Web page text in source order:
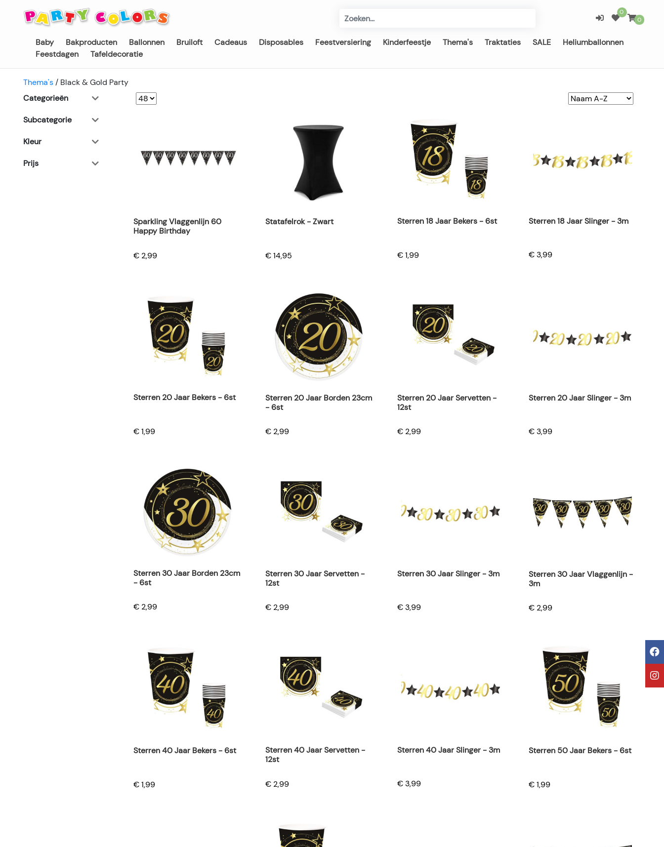
0
0
Baby Bakproducten Ballonnen Bruiloft Cadeaus Disposables Feestversiering Kinderfeestje Thema's Traktaties SALE
Heliumballonnen
Feestdagen
Tafeldecoratie
Thema's / Black & Gold Party
Categorieën
Subcategorie
Kleur
Prijs
Sparkling Vlaggenlijn 60
Happy Birthday
€ 2,99
Statafelrok - Zwart
€ 14,95
Sterren 18 Jaar Bekers - 6st
€ 1,99
Sterren 18 Jaar Slinger - 3m
€ 3,99
Sterren 20 Jaar Bekers - 6st
€ 1,99
Sterren 20 Jaar Borden 23cm
- 6st
€ 2,99
Sterren 20 Jaar Servetten -
12st
€ 2,99
Sterren 20 Jaar Slinger - 3m
€ 3,99
Sterren 30 Jaar Borden 23cm
- 6st
€ 2,99
Sterren 30 Jaar Servetten -
12st
€ 2,99
Sterren 30 Jaar Slinger - 3m
€ 3,99
Sterren 30 Jaar Vlaggenlijn -
3m
€ 2,99
Sterren 40 Jaar Bekers - 6st
€ 1,99
Sterren 40 Jaar Servetten -
12st
€ 2,99
Sterren 40 Jaar Slinger - 3m
€ 3,99
Sterren 50 Jaar Bekers - 6st
€ 1,99